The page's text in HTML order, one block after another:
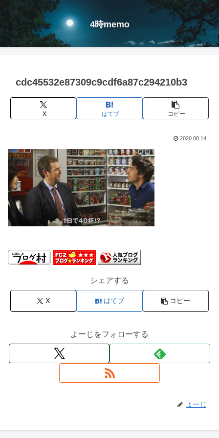
4時memo
cdc45532e87309c9cdf6a87c294210b3
X はてブ コピー
2020.08.14
シェアする
X はてブ コピー
よーじをフォローする
よーじ